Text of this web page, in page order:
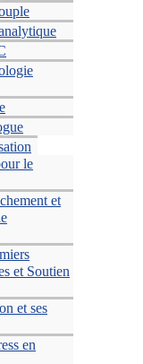
le
et
et Soutien
et ses
en